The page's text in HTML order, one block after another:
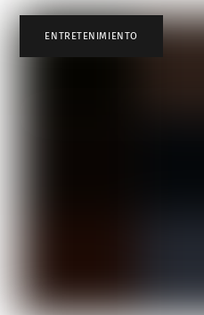
ENTRETENIMIENTO